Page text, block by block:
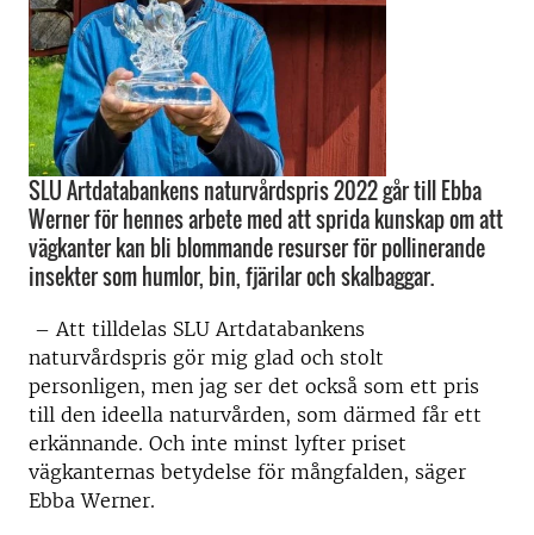
SLU Artdatabankens naturvårdspris 2022 går till Ebba
Werner för hennes arbete med att sprida kunskap om att
vägkanter kan bli blommande resurser för pollinerande
insekter som humlor, bin, fjärilar och skalbaggar.
– Att tilldelas SLU Artdatabankens
naturvårdspris gör mig glad och stolt
personligen, men jag ser det också som ett pris
till den ideella naturvården, som därmed får ett
erkännande. Och inte minst lyfter priset
vägkanternas betydelse för mångfalden, säger
Ebba Werner.